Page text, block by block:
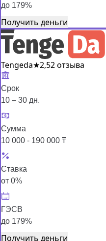
до 179%
Получить деньги
Tengeda★2,52 отзыва
Срок
10 – 30 дн.
Сумма
10 000 - 190 000 ₸
Ставка
от 0%
ГЭСВ
до 179%
Получить деньги